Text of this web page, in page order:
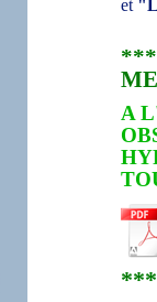
et
A